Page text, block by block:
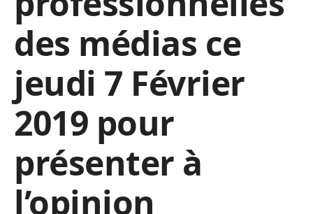
des médias ce
jeudi 7 Février
2019 pour
présenter à
l’opinion